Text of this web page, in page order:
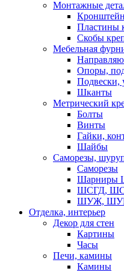
Монтажные
Пластины
Скобы
Мебельная
Опоры,
Подвески,
Шканты
Метрический
Болты
Винты
Гайки,
Шайбы
Саморезы,
Саморезы
ШСГД,
ШУЖ,
Отделка, интерьер
Декор для стен
Картины
Часы
Печи, камины
Камины